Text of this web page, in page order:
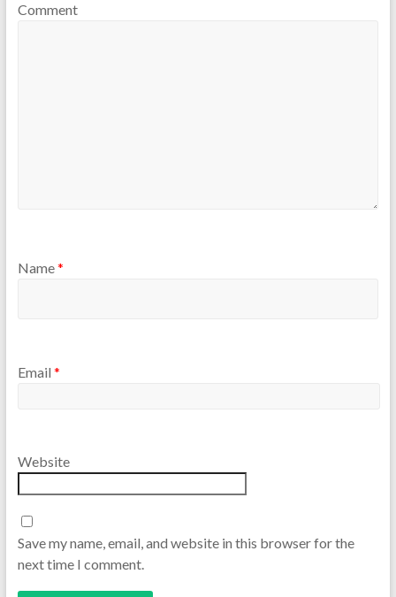
Comment
Name*
Email *
Website
Save my name, email, and website in this browser for the
next time I comment.